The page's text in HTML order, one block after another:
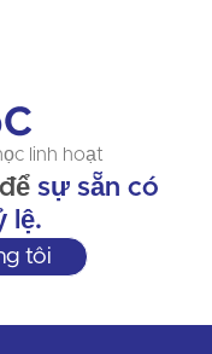
linh hoạt
sự sẵn có
lệ.
tôi